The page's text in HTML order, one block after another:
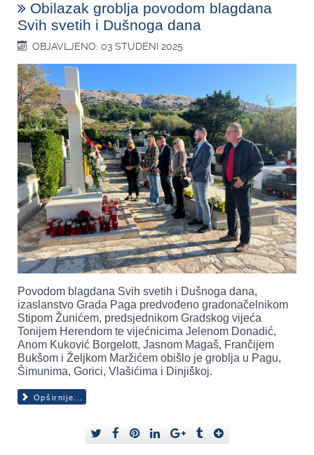
Obilazak groblja povodom blagdana
Svih svetih i Dušnoga dana
OBJAVLJENO: 03 STUDENI 2025
Povodom blagdana Svih svetih i Dušnoga dana,
izaslanstvo Grada Paga predvođeno gradonačelnikom
Stipom Žunićem, predsjednikom Gradskog vijeća
Tonijem Herendom te vijećnicima Jelenom Donadić,
Anom Kuković Borgelott, Jasnom Magaš, Frančijem
Bukšom i Željkom Maržićem obišlo je groblja u Pagu,
Šimunima, Gorici, Vlašićima i Dinjiškoj.
Opširnije...